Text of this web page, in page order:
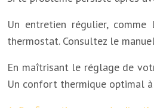
Un entretien régulier,
thermostat. Consultez le
En maîtrisant le réglage de
Un confort thermique optimal